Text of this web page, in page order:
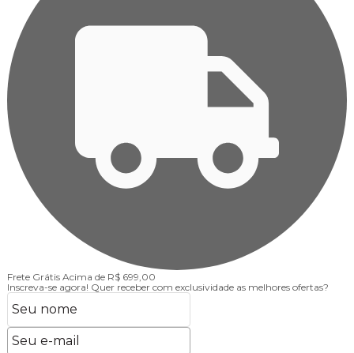
Frete Grátis Acima de R$ 699,00
Inscreva-se agora! Quer receber com exclusividade as melhores ofertas?